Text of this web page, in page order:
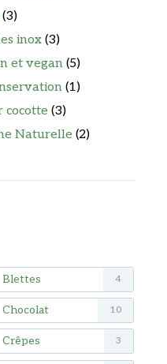
(3)
inox (3)
et vegan (5)
(1)
cocotte (3)
Naturelle (2)
Blettes 4
Chocolat 10
Crêpes 3